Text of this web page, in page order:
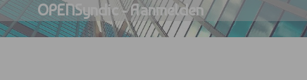
OPENSyndic - Aanmelden